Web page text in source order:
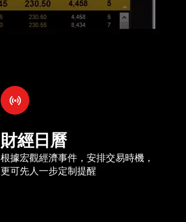
財經日曆
根據宏觀經濟事件，安排交易時機，
更可先人一步定制提醒